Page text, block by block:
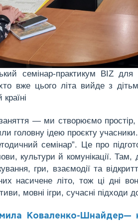
семінар-практикум BIZ для
вже цього літа вийде з
— ми створюємо простір,
головну ідею проєкту учасники.
семінар”. Це про
культури й комунікації.
гри, взаємодії та
насичене літо, тож ці дні
мовні ігри, сучасні підходи
Коваленко-Шнайдер—